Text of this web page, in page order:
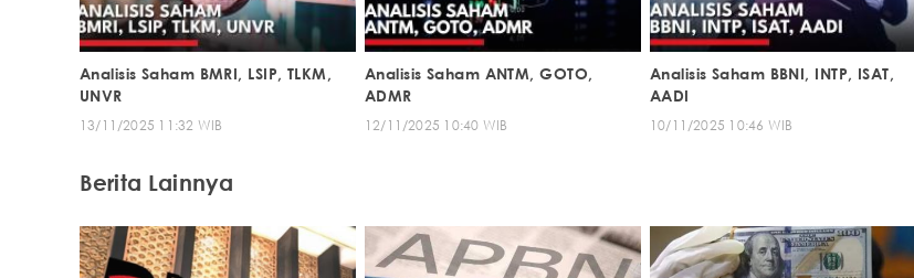
Analisis Saham BMRI, LSIP, TLKM,
UNVR
13/11/2025 11:32 WIB
Analisis Saham ANTM, GOTO,
ADMR
12/11/2025 10:40 WIB
Analisis Saham BBNI, INTP, ISAT,
AADI
10/11/2025 10:46 WIB
Berita Lainnya